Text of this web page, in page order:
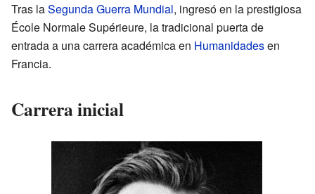
Tras laSegunda Guerra Mundial, ingresó en la prestigiosa
École Normale Supérieure, la tradicional puerta de
entrada a una carrera académica en Humanidadesen
Francia.
Carrera inicial